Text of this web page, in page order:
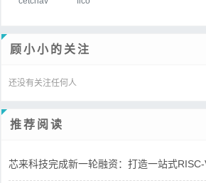
顾小小的关注
还没有关注任何人
推荐阅读
芯来科技完成新一轮融资：打造一站式